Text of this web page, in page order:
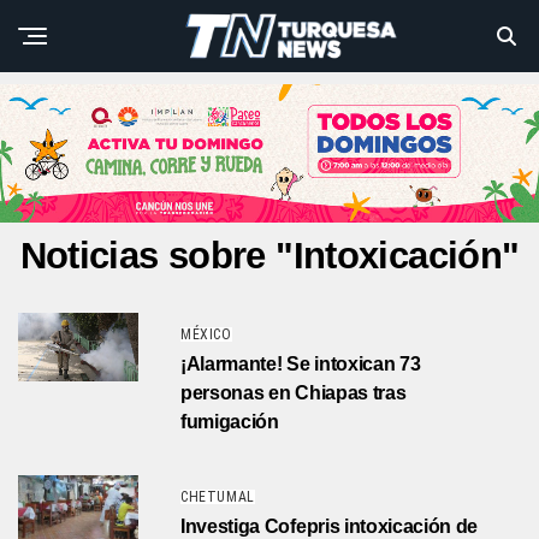
Noticias sobre "Intoxicación"
MÉXICO
¡Alarmante! Se intoxican 73
personas en Chiapas tras
fumigación
CHETUMAL
Investiga Cofepris intoxicación de